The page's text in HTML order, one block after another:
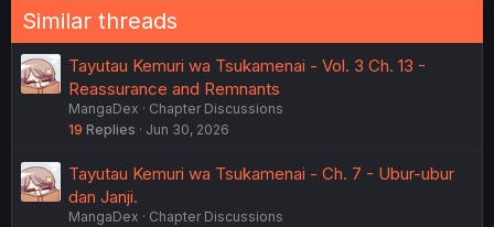
n
s
:
Similar threads
Tayutau Kemuri wa Tsukamenai - Vol. 3 Ch. 13 -
Reassurance and Remnants
MangaDex
Chapter Discussions
19 Replies Jun 30, 2026
Tayutau Kemuri wa Tsukamenai - Ch. 7 - Ubur-ubur
dan Janji.
MangaDex
Chapter Discussions